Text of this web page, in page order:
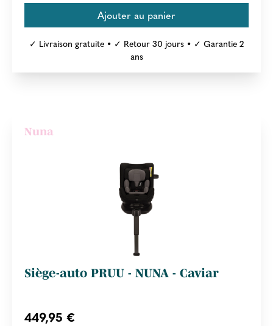
✓ Livraison gratuite • ✓ Retour 30 jours • ✓ Garantie 2
ans
Nuna
Siège-auto PRUU - NUNA - Caviar
449,95 €